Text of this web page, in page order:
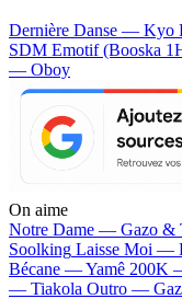
Dernière Danse — Kyo
SDM Emotif (Booska
— Oboy
On aime
Notre Dame — Gazo &
Soolking Laisse Moi —
Bécane —Yamê 200K
— Tiakola Outro —